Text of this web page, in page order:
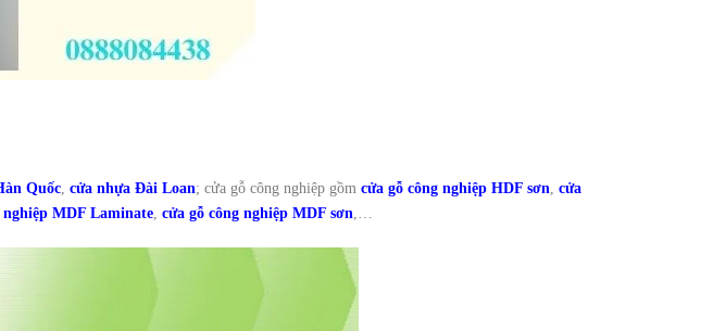
Quốc, cửa nhựa Đài Loan; cửa gỗ công nghiệp gồm cửa gỗ công nghiệp HDF sơn, cửa
nghiệp MDF Laminate, cửa gỗ công nghiệp MDF sơn,…